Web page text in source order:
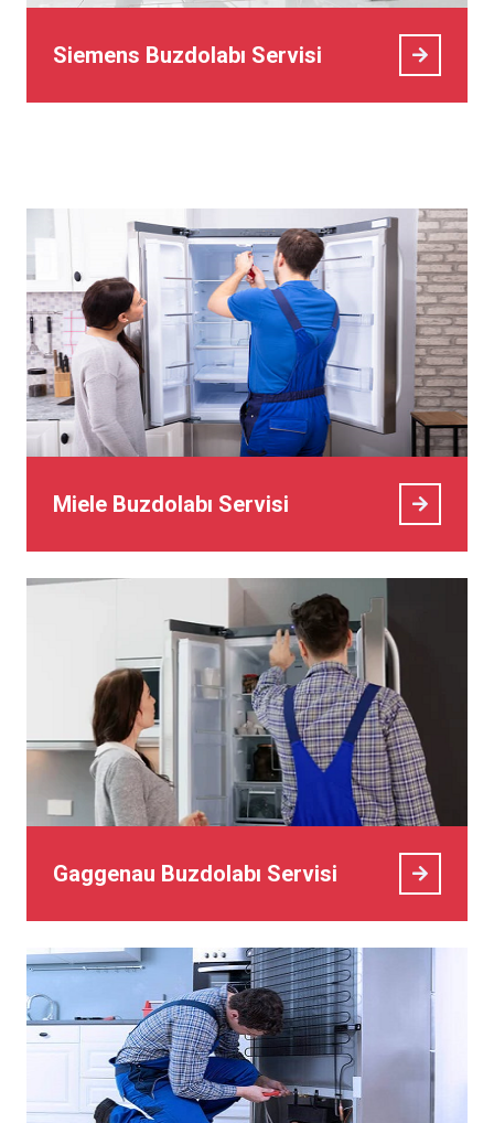
Siemens Buzdolabı Servisi
Miele Buzdolabı Servisi
Gaggenau Buzdolabı Servisi